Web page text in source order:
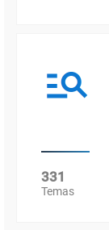
331
Temas